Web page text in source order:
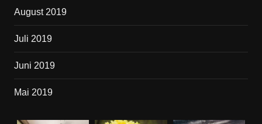
August 2019
Juli 2019
Juni 2019
Mai 2019